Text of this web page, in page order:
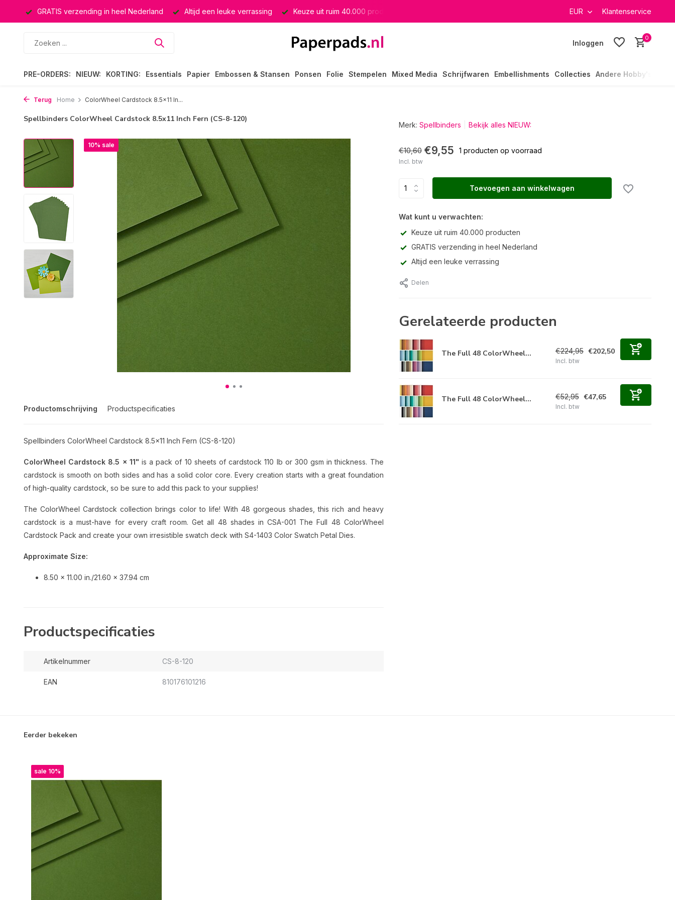
GRATIS verzending in heel Nederland Altijd een leuke verrassing Keuze uit ruim 40.000 producten EUR Klantenservice
Inloggen
0
PRE-ORDERS: NIEUW: KORTING: Essentials Papier Embossen & Stansen Ponsen Folie Stempelen Mixed Media Schrijfwaren Embellishments Collecties Andere Hobby's
Terug Home ColorWheel Cardstock 8.5x11 In...
Spellbinders ColorWheel Cardstock 8.5x11 Inch Fern (CS-8-120)
10% sale
Productomschrijving Productspecificaties
Spellbinders ColorWheel Cardstock 8.5x11 Inch Fern (CS-8-120)
ColorWheel Cardstock 8.5 x 11" is a pack of 10 sheets of cardstock 110 lb or 300 gsm in thickness. The
cardstock is smooth on both sides and has a solid color core. Every creation starts with a great foundation
of high-quality cardstock, so be sure to add this pack to your supplies!
The ColorWheel Cardstock collection brings color to life! With 48 gorgeous shades, this rich and heavy
cardstock is a must-have for every craft room. Get all 48 shades in CSA-001 The Full 48 ColorWheel
Cardstock Pack and create your own irresistible swatch deck with S4-1403 Color Swatch Petal Dies.
Approximate Size:
8.50 x 11.00 in./21.60 x 37.94 cm
Productspecificaties
Artikelnummer CS-8-120
EAN 810176101216
Merk: Spellbinders Bekijk alles NIEUW:
€10,60 €9,55 1 producten op voorraad
Incl. btw
Toevoegen aan winkelwagen
Wat kunt u verwachten:
Keuze uit ruim 40.000 producten
GRATIS verzending in heel Nederland
Altijd een leuke verrassing
Delen
Gerelateerde producten
The Full 48 ColorWheel... €224,95 €202,50
Incl. btw
The Full 48 ColorWheel... €52,95 €47,65
Incl. btw
Eerder bekeken
sale 10%